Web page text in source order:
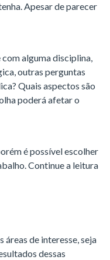
Apesar de parecer
com alguma disciplina,
outras perguntas
Quais aspectos são
poderá afetar o
é possível escolher
Continue a leitura
áreas de interesse, seja
dessas